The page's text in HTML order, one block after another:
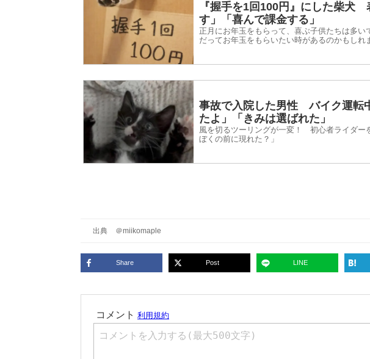
『握手を1回100円』にした柴犬
す」「喜んで課金する」
正月にお年玉をもらって、喜ぶ子供たちは多い
だってお年玉をもらいたい時があるのかもしれ
事故で入院した男性 バイク運転
たよ」「きみは選ばれた」
風を切るツーリングが一変！ 初心者ライダー
ぼくの前に現れた？」
出典 ＠miikomaple
Share Post LINE